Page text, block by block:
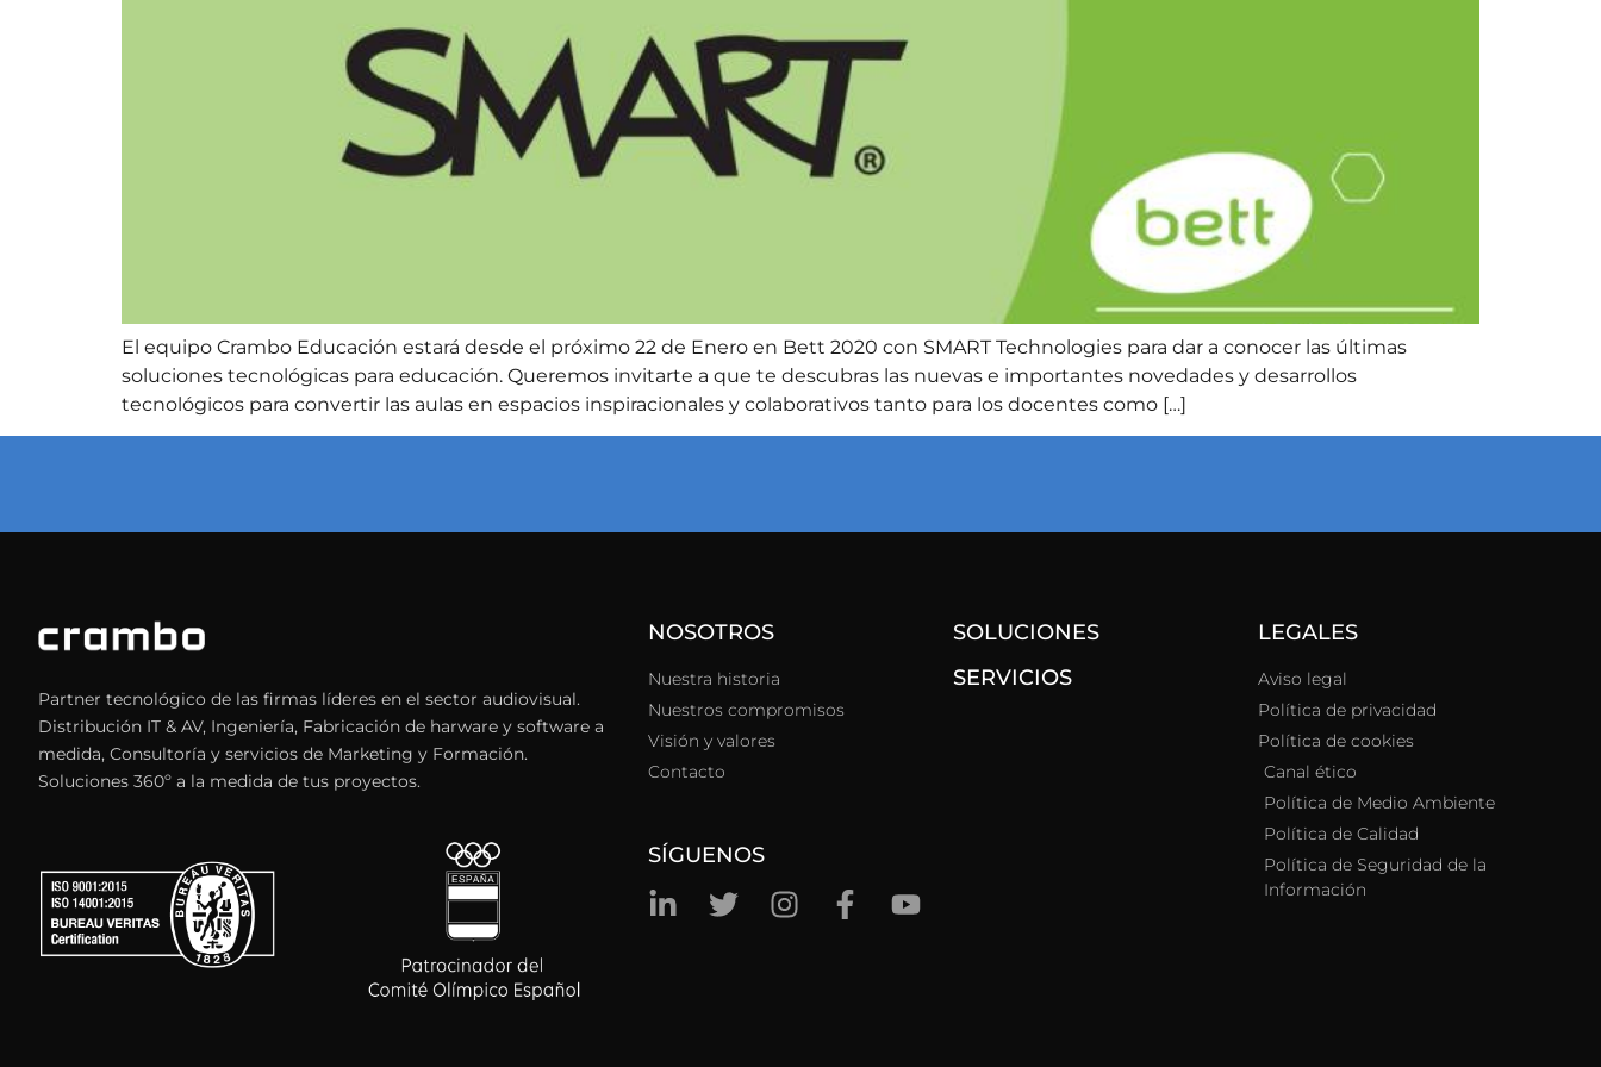
El equipo Crambo Educación estará desde el próximo 22 de Enero en Bett 2020 con SMART Technologies para dar a conocer las últimas
soluciones tecnológicas para educación. Queremos invitarte a que te descubras las nuevas e importantes novedades y desarrollos
tecnológicos para convertir las aulas en espacios inspiracionales y colaborativos tanto para los docentes como […]
Partner tecnológico de las firmas líderes en el sector audiovisual.
Distribución IT & AV, Ingeniería, Fabricación de harware y software a
medida, Consultoría y servicios de Marketing y Formación.
Soluciones 360º a la medida de tus proyectos.
NOSOTROS
Nuestra historia
Nuestros compromisos
Visión y valores
Contacto
SÍGUENOS
SOLUCIONES
SERVICIOS
LEGALES
Aviso legal
Política de privacidad
Política de cookies
Canal ético
Política de Medio Ambiente
Política de Calidad
Política de Seguridad de la
Información